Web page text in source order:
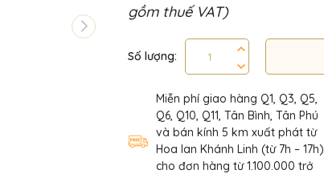
gồm thuế VAT)
Số lượng:
Miễn phí giao hàng Q1, Q3, Q5,
Q6, Q10, Q11, Tân Bình, Tân Phú
và bán kính 5 km xuất phát từ
Hoa lan Khánh Linh (từ 7h – 17h)
cho đơn hàng từ 1.100.000 trở